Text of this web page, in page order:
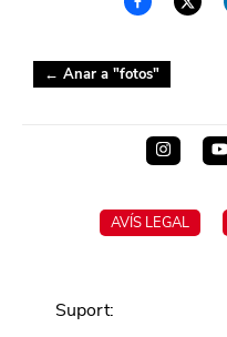
← Anar a "fotos"
AVÍS LEGAL
Suport: